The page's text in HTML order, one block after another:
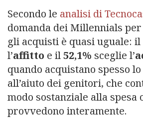
Secondo le analisi di
domanda dei Millennials
gli acquisti è quasi uguale: il
l’affitto e il52,1% sceglie l’
quando acquistano spesso
all’aiuto dei genitori, che
modo sostanziale alla
provvedono interamente.